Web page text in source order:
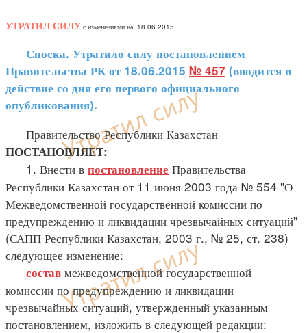
УТРАТИЛ СИЛУ с изменениями на: 18.06.2015
Сноска. Утратило силу постановлением
Правительства РК от 18.06.2015 № 457 (вводится в
действие со дня его первого официального
опубликования).
Правительство Республики Казахстан
ПОСТАНОВЛЯЕТ:
1. Внести в постановление Правительства
Республики Казахстан от 11 июня 2003 года № 554 "О
Межведомственной государственной комиссии по
предупреждению и ликвидации чрезвычайных ситуаций"
(САПП Республики Казахстан, 2003 г., № 25, ст. 238)
следующее изменение:
состав межведомственной государственной
комиссии по предупреждению и ликвидации
чрезвычайных ситуаций, утвержденный указанным
постановлением, изложить в следующей редакции: